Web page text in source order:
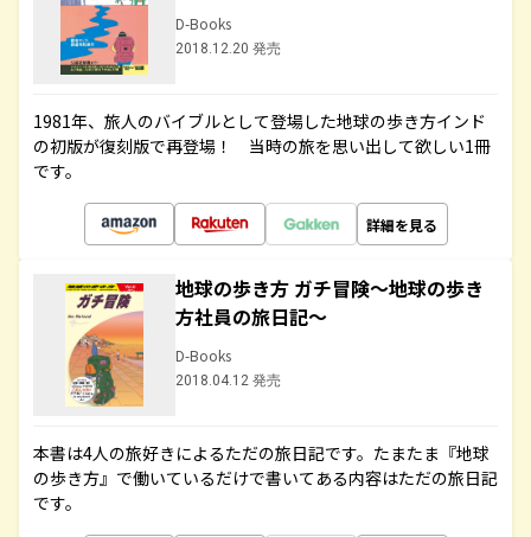
D-Books
2018.12.20 発売
1981年、旅人のバイブルとして登場した地球の歩き方インド
の初版が復刻版で再登場！ 当時の旅を思い出して欲しい1冊
です。
詳細を見る
地球の歩き方 ガチ冒険～地球の歩き
方社員の旅日記～
D-Books
2018.04.12 発売
本書は4人の旅好きによるただの旅日記です。たまたま『地球
の歩き方』で働いているだけで書いてある内容はただの旅日記
です。